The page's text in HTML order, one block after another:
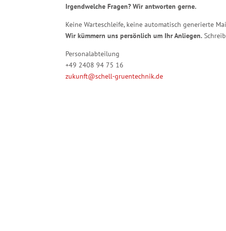
Irgendwelche Fragen? Wir antworten gerne.
Keine Warteschleife, keine automatisch generierte
Wir kümmern uns persönlich um Ihr Anliegen.
Personalabteilung
+49 2408 94 75 16
zukunft@schell-gruentechnik.de